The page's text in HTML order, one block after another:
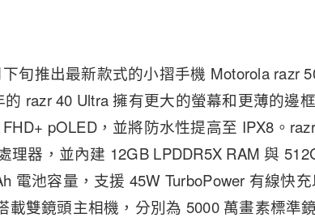
旬推出最新款式的小摺手機 Motorola razr
razr 40 Ultra 擁有更大的螢幕和更薄的邊
pOLED，並將防水性提高至 IPX8。
理器，並內建 12GB LPDDR5X RAM 與
電池容量，支援 45W TurboPower 有線快
載雙鏡頭主相機，分別為 5000 萬畫素標準